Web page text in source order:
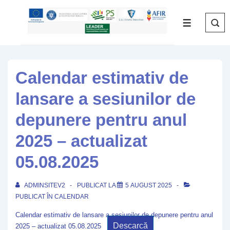
MENIU
Calendar estimativ de
lansare a sesiunilor de
depunere pentru anul
2025 – actualizat
05.08.2025
ADMINSITEV2 PUBLICAT LA
5 AUGUST 2025
PUBLICAT ÎN CALENDAR
Calendar estimativ de lansare a sesiunilor de depunere pentru anul
2025 – actualizat 05.08.2025
Descarcă